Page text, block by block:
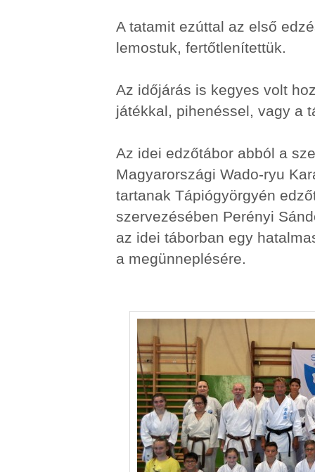
A tatamit ezúttal az első
lemostuk, fertőtlenítettük.
Az időjárás is kegyes volt
játékkal, pihenéssel, vagy a
Az idei edzőtábor abból a
Magyarországi Wado-ryu
tartanak Tápiógyörgyén
szervezésében Perényi
az idei táborban egy
a megünneplésére.